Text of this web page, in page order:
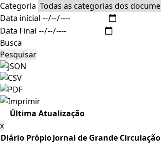
Categoria
Data inícial
Data Final
Busca
Pesquisar
Última Atualização
x
Diário PrópioJornal de Grande Circulação